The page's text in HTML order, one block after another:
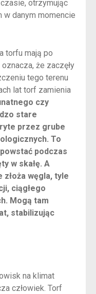
otrzymując
w danym momencie
torfu mają po
że zaczęły
tego terenu
lat torf zamienia
czy
stare
przez grube
To
podczas
w skałę. A
węgla, tyle
ciągłego
Mogą tam
stabilizując
na klimat
człowiek. Torf